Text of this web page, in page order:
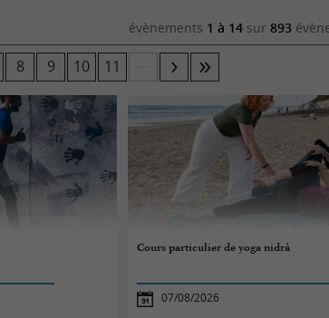
évènements 1 à 14 sur 893
8 9 10 11
Cours particulier de yoga nidrà
07/08/2026